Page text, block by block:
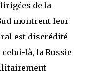
de la
montrent leur
est discrédité.
là, la Russie